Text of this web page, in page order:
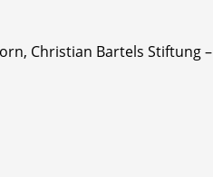
Christian Bartels Stiftung –